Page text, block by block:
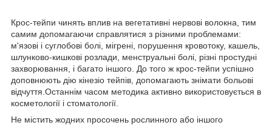
Крос-тейпи чинять вплив на вегетативні нервові волокна, тим
самим допомагаючи справлятися з різними проблемами:
м'язові і суглобові болі, мігрені, порушення кровотоку, кашель,
шлунково-кишкові розлади, менструальні болі, різні простудні
захворювання, і багато іншого. До того ж крос-тейпи успішно
доповнюють дію кінезіо тейпів, допомагають знімати больові
відчуття.Останнім часом методика активно використовується в
косметології і стоматології.
Не містить жодних просочень рослинного або іншого